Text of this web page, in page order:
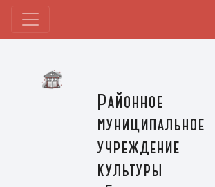
Районное
муниципальное
учреждение
культуры